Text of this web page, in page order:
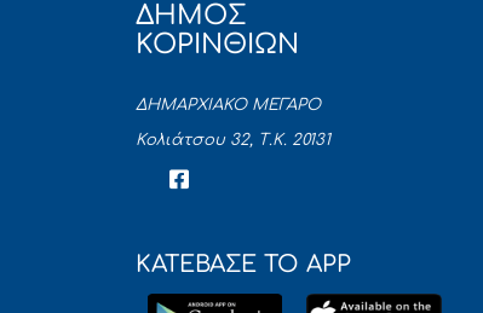
ΔΗΜΟΣ
ΚΟΡΙΝΘΙΩΝ
ΔΗΜΑΡΧΙΑΚΟ ΜΕΓΑΡΟ
Κολιάτσου 32, Τ.Κ. 20131
ΚΑΤΕΒΑΣΕ ΤΟ APP